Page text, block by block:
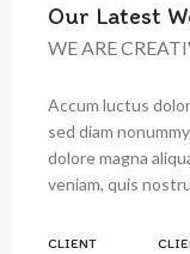
Our Latest
WE ARE
Accum luctus
sed diam
dolore magna
veniam, quis
CLIENT